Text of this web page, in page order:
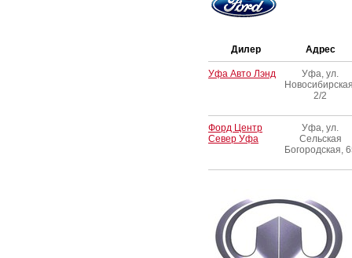
Дилер Адрес
Уфа Авто Лэнд
Уфа, ул.
2/2
Форд Центр
Север Уфа
Уфа, ул.
Сельская
Богородская,